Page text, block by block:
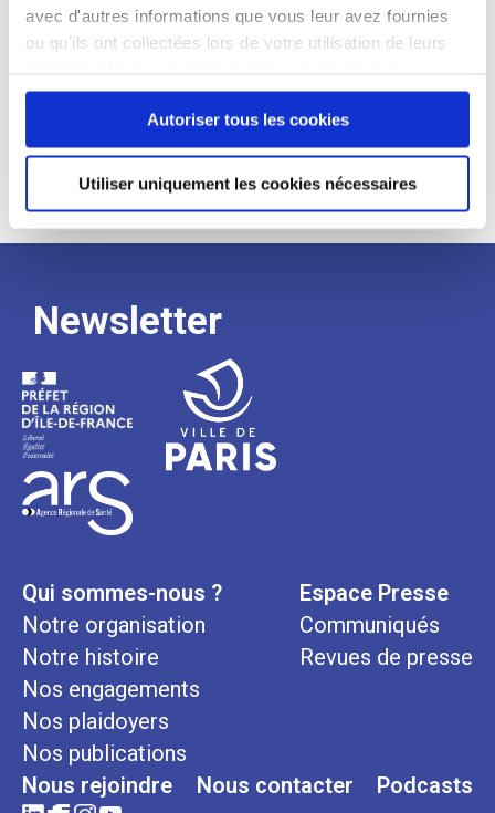
avec d'autres informations que vous leur avez fournies
ou qu'ils ont collectées lors de votre utilisation de leurs
continuez à utiliser notre site Web.
Autoriser tous les cookies
Utiliser uniquement les cookies nécessaires
Processus
de
recrutement
Newsletter
Qui sommes-nous ?
Notre organisation
Notre histoire
Nos engagements
Nos plaidoyers
Nos publications
Espace Presse
Communiqués
Revues de presse
Nous rejoindre Nous contacter Podcasts